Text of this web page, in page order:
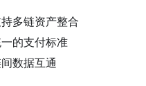
多链资产整合
的支付标准
数据互通